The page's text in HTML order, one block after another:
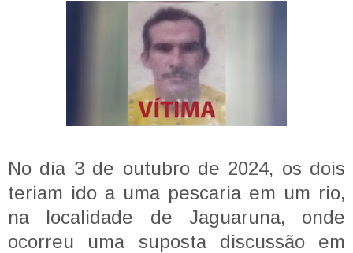
No dia 3 de outubro de 2024, os dois
teriam ido a uma pescaria em um rio,
na localidade de Jaguaruna, onde
ocorreu uma suposta discussão em